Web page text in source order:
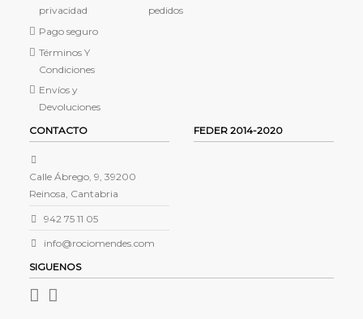
privacidad
Pago seguro
Términos Y
Condiciones
Envíos y
Devoluciones
pedidos
CONTACTO
Calle Ábrego, 9, 39200
Reinosa, Cantabria
942 75 11 05
info@rociomendes.com
FEDER 2014-2020
SIGUENOS